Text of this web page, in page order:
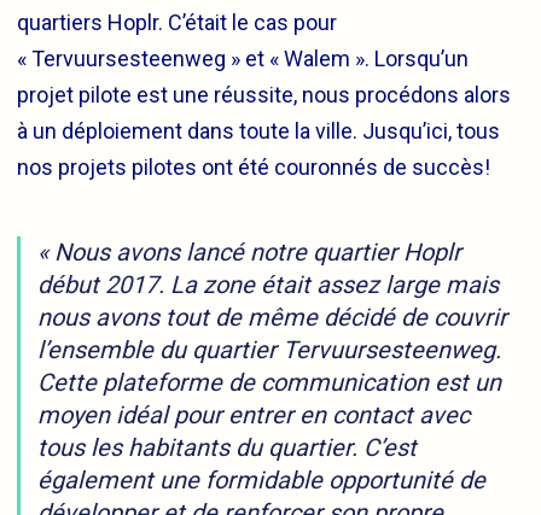
quartiers Hoplr. C’était le cas pour
« Tervuursesteenweg » et « Walem ». Lorsqu’un
projet pilote est une réussite, nous procédons alors
à un déploiement dans toute la ville. Jusqu’ici, tous
nos projets pilotes ont été couronnés de succès!
« Nous avons lancé notre quartier Hoplr
début 2017. La zone était assez large mais
nous avons tout de même décidé de couvrir
l’ensemble du quartier Tervuursesteenweg.
Cette plateforme de communication est un
moyen idéal pour entrer en contact avec
tous les habitants du quartier. C’est
également une formidable opportunité de